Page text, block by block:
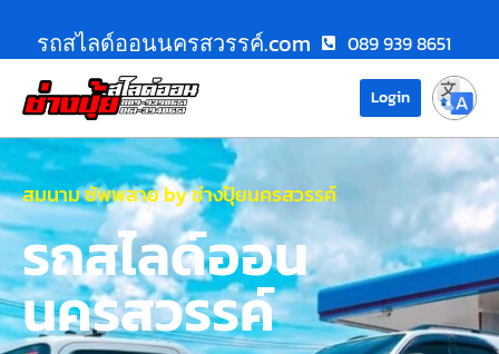
รถสไลด์ออนนครสวรรค์.com 089 939 8651
Login
สมนาม ซัพพลาย by ช่างปุ้ยนครสวรรค์
รถสไลด์ออน
นครสวรรค์